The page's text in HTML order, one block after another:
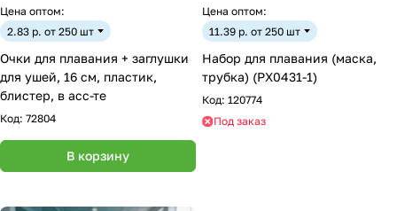
Цена оптом:
2.83 р. от 250 шт
Очки для плавания + заглушки
для ушей, 16 см, пластик,
блистер, в асс-те
Код: 72804
В корзину
Цена оптом:
11.39 р. от 250 шт
Набор для плавания (маска,
трубка) (PX0431-1)
Код: 120774
Под заказ